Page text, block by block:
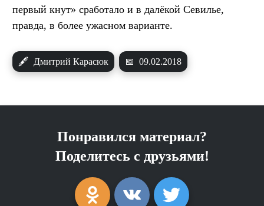
первый кнут» сработало и в далёкой Севилье,
правда, в более ужасном варианте.
🖋 Дмитрий Карасюк 📅 09.02.2018
Понравился материал?
Поделитесь с друзьями!